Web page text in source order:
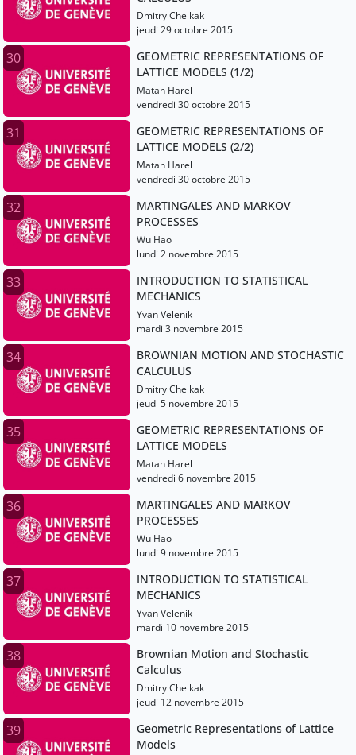
Dmitry Chelkak
jeudi 29 octobre 2015
30
GEOMETRIC REPRESENTATIONS OF
LATTICE MODELS (1/2)
Matan Harel
vendredi 30 octobre 2015
31
GEOMETRIC REPRESENTATIONS OF
LATTICE MODELS (2/2)
Matan Harel
vendredi 30 octobre 2015
32
MARTINGALES AND MARKOV
PROCESSES
Wu Hao
lundi 2 novembre 2015
33
INTRODUCTION TO STATISTICAL
MECHANICS
Yvan Velenik
mardi 3 novembre 2015
34
BROWNIAN MOTION AND STOCHASTIC
CALCULUS
Dmitry Chelkak
jeudi 5 novembre 2015
35
GEOMETRIC REPRESENTATIONS OF
LATTICE MODELS
Matan Harel
vendredi 6 novembre 2015
36
MARTINGALES AND MARKOV
PROCESSES
Wu Hao
lundi 9 novembre 2015
37
INTRODUCTION TO STATISTICAL
MECHANICS
Yvan Velenik
mardi 10 novembre 2015
38
Brownian Motion and Stochastic
Calculus
Dmitry Chelkak
jeudi 12 novembre 2015
39
Geometric Representations of Lattice
Models